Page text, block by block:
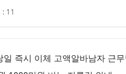
11
즉시 이체 고액알바남자 근